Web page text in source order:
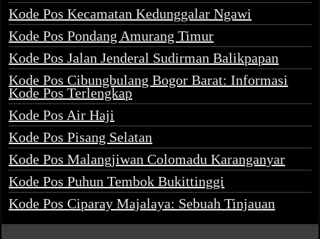
Kode Pos Kecamatan Kedunggalar Ngawi
Kode Pos Pondang Amurang Timur
Kode Pos Jalan Jenderal Sudirman Balikpapan
Kode Pos Cibungbulang Bogor Barat: Informasi
Kode Pos Terlengkap
Kode Pos Air Haji
Kode Pos Pisang Selatan
Kode Pos Malangjiwan Colomadu Karanganyar
Kode Pos Puhun Tembok Bukittinggi
Kode Pos Ciparay Majalaya: Sebuah Tinjauan